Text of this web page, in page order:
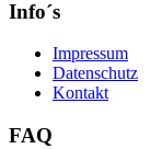
Info´s
Impressum
Datenschutz
Kontakt
FAQ